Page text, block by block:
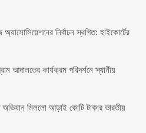
নির্বাচন স্থগিত: হাইকোর্টের
আদালতের কার্যক্রম পরিদর্শনে স্থানীয়
অভিযান মিললো আড়াই কোটি টাকার ভারতীয়